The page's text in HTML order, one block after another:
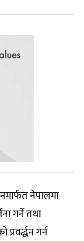
नेपालमा
गर्ने तथा
गर्न